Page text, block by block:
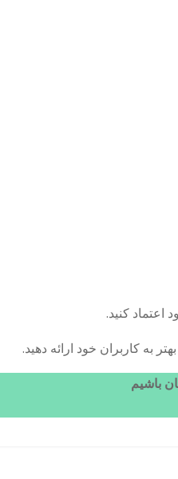
کنید.
به کاربران خود ارائه دهید.
باشیم